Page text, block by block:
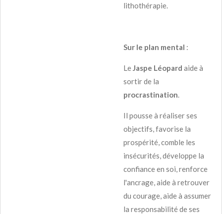
lithothérapie.
Sur le plan mental :
LeJaspe Léopard aide à
sortir de la
procrastination.
Il pousse à réaliser ses
objectifs, favorise la
prospérité, comble les
insécurités, développe la
confiance en soi, renforce
l'ancrage, aide à retrouver
du courage, aide à assumer
la responsabilité de ses